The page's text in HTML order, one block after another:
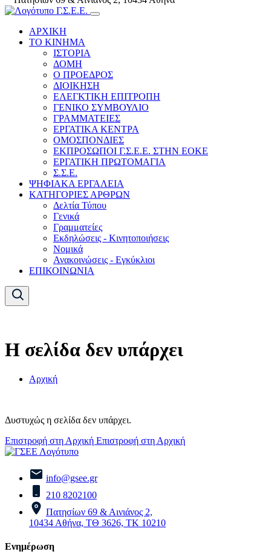
ΑΡΧΙΚΗ
ΤΟ ΚΙΝΗΜΑ
ΙΣΤΟΡΙΑ
ΔΟΜΗ
Ο ΠΡΟΕΔΡΟΣ
ΔΙΟΙΚΗΣΗ
ΕΛΕΓΚΤΙΚΗ ΕΠΙΤΡΟΠΗ
ΓΕΝΙΚΟ ΣΥΜΒΟΥΛΙΟ
ΓΡΑΜΜΑΤΕΙΕΣ
ΕΡΓΑΤΙΚΑ ΚΕΝΤΡΑ
ΟΜΟΣΠΟΝΔΙΕΣ
ΕΚΠΡΟΣΩΠΟΙ Γ.Σ.Ε.Ε. ΣΤΗΝ ΕΟΚΕ
ΕΡΓΑΤΙΚΗ ΠΡΩΤΟΜΑΓΙΑ
Σ.Σ.Ε.
ΨΗΦΙΑΚΑ ΕΡΓΑΛΕΙΑ
ΚΑΤΗΓΟΡΙΕΣ ΑΡΘΡΩΝ
Δελτία Τύπου
Γενικά
Γραμματείες
Εκδηλώσεις - Κινητοποιήσεις
Νομικά
Ανακοινώσεις - Εγκύκλιοι
ΕΠΙΚΟΙΝΩΝΙΑ
Η σελίδα δεν υπάρχει
Αρχική
Δυστυχώς η σελίδα δεν υπάρχει.
Επιστροφή στη Αρχική Επιστροφή στη Αρχική
info@gsee.gr
210 8202100
Πατησίων 69 & Αινιάνος 2,
10434 Αθήνα, ΤΘ 3626, ΤΚ 10210
Ενημέρωση